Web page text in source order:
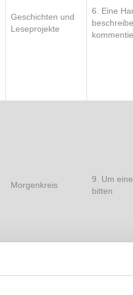
Geschichten und
Leseprojekte
6. Eine
Morgenkreis
9. Um
bitten